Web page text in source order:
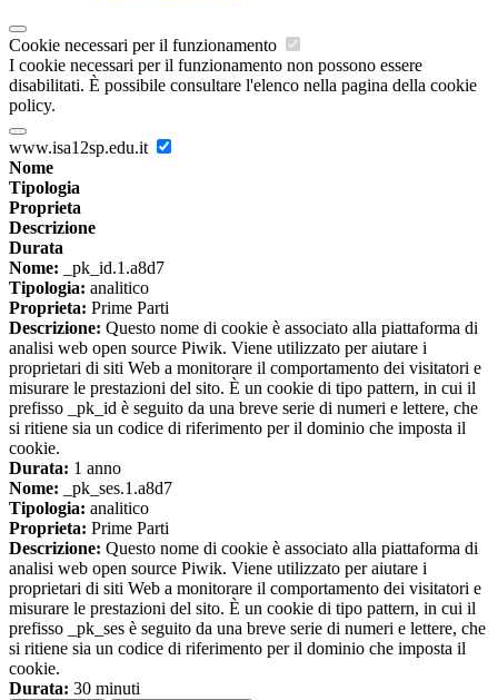
Cookie necessari per il funzionamento
I cookie necessari per il funzionamento non possono essere
disabilitati. È possibile consultare l'elenco nella pagina della cookie
policy.
www.isa12sp.edu.it
Nome
Tipologia
Proprieta
Descrizione
Durata
Nome: _pk_id.1.a8d7
Tipologia: analitico
Proprieta: Prime Parti
Descrizione: Questo nome di cookie è associato alla piattaforma di
analisi web open source Piwik. Viene utilizzato per aiutare i
proprietari di siti Web a monitorare il comportamento dei visitatori e
misurare le prestazioni del sito. È un cookie di tipo pattern, in cui il
prefisso _pk_id è seguito da una breve serie di numeri e lettere, che
si ritiene sia un codice di riferimento per il dominio che imposta il
cookie.
Durata: 1 anno
Nome: _pk_ses.1.a8d7
Tipologia: analitico
Proprieta: Prime Parti
Descrizione: Questo nome di cookie è associato alla piattaforma di
analisi web open source Piwik. Viene utilizzato per aiutare i
proprietari di siti Web a monitorare il comportamento dei visitatori e
misurare le prestazioni del sito. È un cookie di tipo pattern, in cui il
prefisso _pk_ses è seguito da una breve serie di numeri e lettere, che
si ritiene sia un codice di riferimento per il dominio che imposta il
cookie.
Durata: 30 minuti